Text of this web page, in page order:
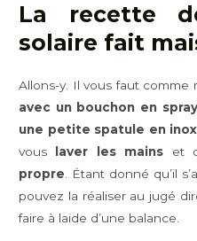
La recette
solaire fait
Allons-y. Il vous faut comme
avec un bouchon en spray
une petite spatule en inox
vous laver les mains et
propre . Étant donné qu’il
pouvez la réaliser au jugé
faire à laide d’une balance.